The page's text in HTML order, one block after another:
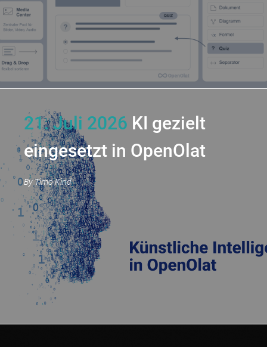
21. Juli 2026 KI gezielt
eingesetzt in OpenOlat
By Timo Kind